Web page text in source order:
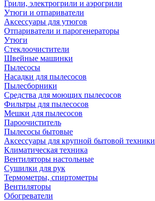
Грили, электрогрили и аэрогрили
Утюги и отпариватели
Аксессуары для утюгов
Отпариватели и парогенераторы
Утюги
Стеклоочистители
Швейные машинки
Пылесосы
Насадки для пылесосов
Пылесборники
Средства для моющих пылесосов
Фильтры для пылесосов
Мешки для пылесосов
Пароочиститель
Пылесосы бытовые
Аксессуары для крупной бытовой техники
Климатическая техника
Вентиляторы настольные
Сушилки для рук
Термометры, спиртометры
Вентиляторы
Обогреватели